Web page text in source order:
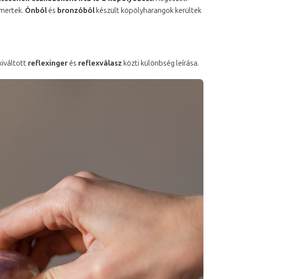
Ónbólés bronzóból készült köpölyharangok kerültek
reflexingerés reflexválasz közti különbség leírása.